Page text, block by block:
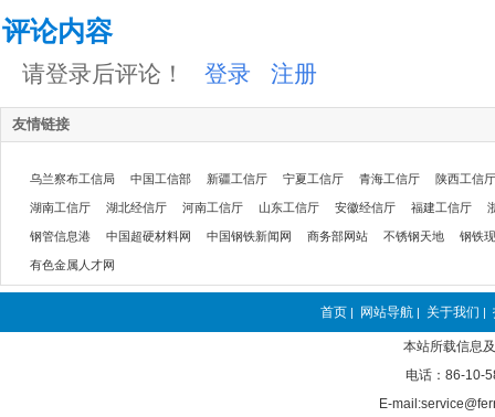
评论内容
请登录后评论！ 登录 注册
友情链接
乌兰察布工信局 中国工信部 新疆工信厅 宁夏工信厅 青海工信厅 陕西工信厅
湖南工信厅 湖北经信厅 河南工信厅 山东工信厅 安徽经信厅 福建工信厅
钢管信息港 中国超硬材料网 中国钢铁新闻网 商务部网站 不锈钢天地 钢铁
有色金属人才网
首页 | 网站导航 | 关于我们 |
本站所载信息
电话：86-10-
E-